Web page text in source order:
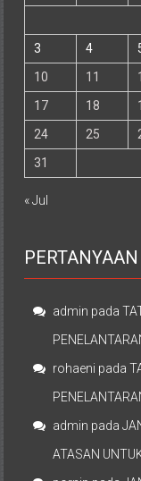
3
4
10
11
17
18
24
25
31
« Jul
admin pada
rohaeni pada
admin pada
ATASAN